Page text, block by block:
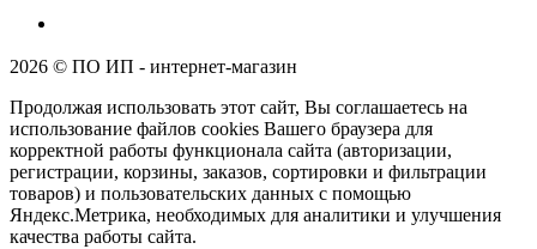
2026 © ПО ИП - интернет-магазин
Продолжая использовать этот сайт, Вы соглашаетесь на
использование файлов cookies Вашего браузера для
корректной работы функционала сайта (авторизации,
регистрации, корзины, заказов, сортировки и фильтрации
товаров) и пользовательских данных с помощью
Яндекс.Метрика, необходимых для аналитики и улучшения
качества работы сайта.